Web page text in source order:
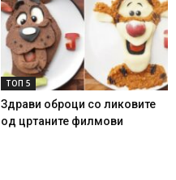
ТОП 5
Здрави оброци со ликовите
од цртаните филмови